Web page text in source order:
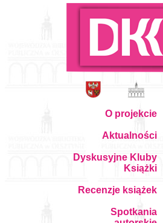
O projekcie
Aktualności
Dyskusyjne Kluby
Książki
Recenzje książek
Spotkania